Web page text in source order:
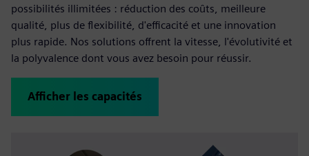
possibilités illimitées : réduction des coûts, meilleure
qualité, plus de flexibilité, d'efficacité et une innovation
plus rapide. Nos solutions offrent la vitesse, l'évolutivité et
la polyvalence dont vous avez besoin pour réussir.
Afficher les capacités